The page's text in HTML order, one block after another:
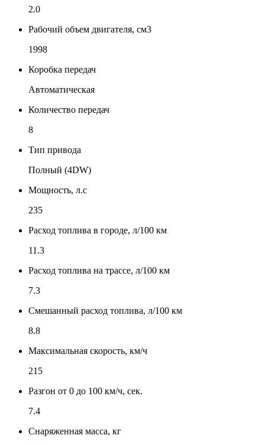
2.0
Рабочий объем двигателя, см3
1998
Коробка передач
Автоматическая
Количество передач
8
Тип привода
Полный (4DW)
Мощность, л.с
235
Расход топлива в городе, л/100 км
11.3
Расход топлива на трассе, л/100 км
7.3
Смешанный расход топлива, л/100 км
8.8
Максимальная скорость, км/ч
215
Разгон от 0 до 100 км/ч, сек.
7.4
Снаряженная масса, кг